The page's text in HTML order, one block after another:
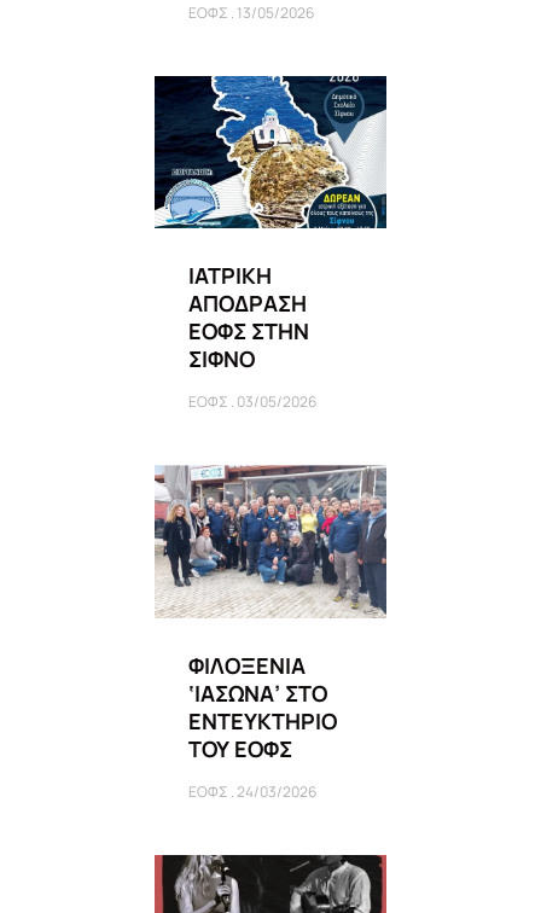
ΕΟΦΣ 13/05/2026
ΙΑΤΡΙΚΗ
ΑΠΟΔΡΑΣΗ
ΕΟΦΣ ΣΤΗΝ
ΣΙΦΝΟ
ΕΟΦΣ 03/05/2026
ΦΙΛΟΞΕΝΙΑ
‘ΙΑΣΩΝΑ’ ΣΤΟ
ΕΝΤΕΥΚΤΗΡΙΟ
ΤΟΥ ΕΟΦΣ
ΕΟΦΣ 24/03/2026